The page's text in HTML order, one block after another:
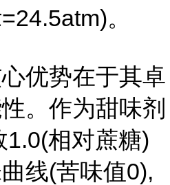
。
优势在于其卓
。作为甜味剂
1.0(相对蔗糖)
线(苦味值0),